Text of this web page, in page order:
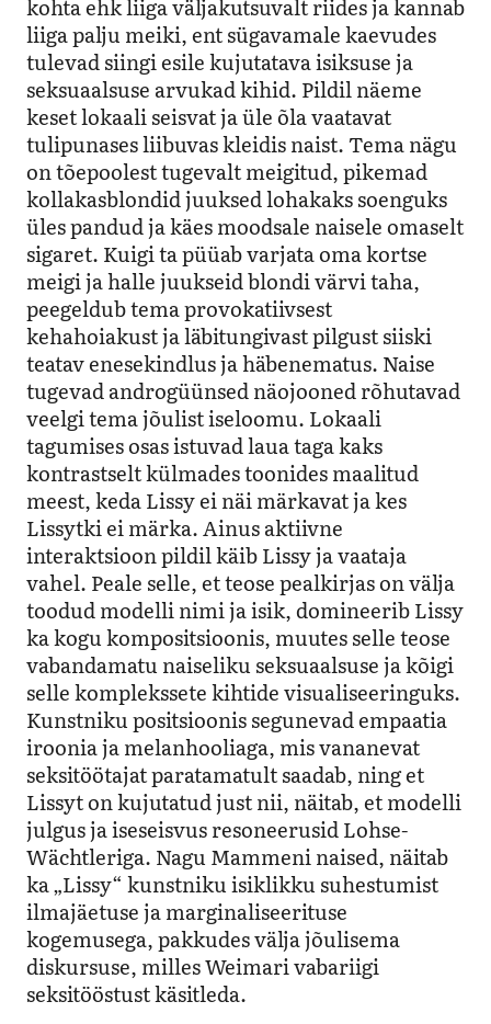
kohta ehk liiga väljakutsuvalt riides ja kannab
liiga palju meiki, ent sügavamale kaevudes
tulevad siingi esile kujutatava isiksuse ja
seksuaalsuse arvukad kihid. Pildil näeme
keset lokaali seisvat ja üle õla vaatavat
tulipunases liibuvas kleidis naist. Tema nägu
on tõepoolest tugevalt meigitud, pikemad
kollakasblondid juuksed lohakaks soenguks
üles pandud ja käes moodsale naisele omaselt
sigaret. Kuigi ta püüab varjata oma kortse
meigi ja halle juukseid blondi värvi taha,
peegeldub tema provokatiivsest
kehahoiakust ja läbitungivast pilgust siiski
teatav enesekindlus ja häbenematus. Naise
tugevad androgüünsed näojooned rõhutavad
veelgi tema jõulist iseloomu. Lokaali
tagumises osas istuvad laua taga kaks
kontrastselt külmades toonides maalitud
meest, keda Lissy ei näi märkavat ja kes
Lissytki ei märka. Ainus aktiivne
interaktsioon pildil käib Lissy ja vaataja
vahel. Peale selle, et teose pealkirjas on välja
toodud modelli nimi ja isik, domineerib Lissy
ka kogu kompositsioonis, muutes selle teose
vabandamatu naiseliku seksuaalsuse ja kõigi
selle komplekssete kihtide visualiseeringuks.
Kunstniku positsioonis segunevad empaatia
iroonia ja melanhooliaga, mis vananevat
seksitöötajat paratamatult saadab, ning et
Lissyt on kujutatud just nii, näitab,et modelli
julgus ja iseseisvus resoneerusid Lohse-
Wächtleriga. Nagu Mammeni naised, näitab
ka „Lissy“ kunstniku isiklikku suhestumist
ilmajäetuse ja marginaliseerituse
kogemusega, pakkudes välja jõulisema
diskursuse, milles Weimari vabariigi
seksitööstust käsitleda.